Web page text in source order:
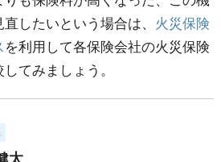
したいという場合は、 火災保険
を利用して各保険会社の火災保険
てみましょう。